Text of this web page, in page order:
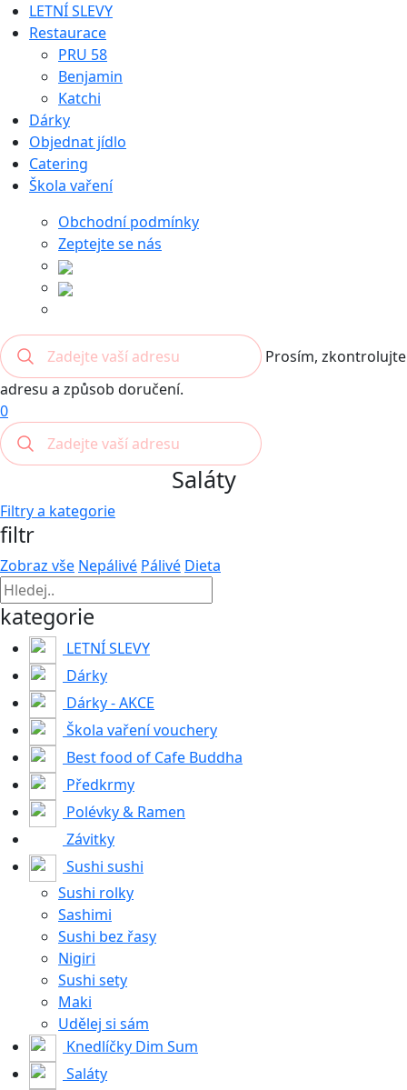
LETNÍ SLEVY
Restaurace
PRU 58
Benjamin
Katchi
Dárky
Objednat jídlo
Catering
Škola vaření
Obchodní podmínky
Zeptejte se nás
Prosím, zkontrolujte
adresu a způsob doručení.
0
Saláty
Filtry a kategorie
filtr
Zobraz vše Nepálivé Pálivé Dieta
kategorie
LETNÍ SLEVY
Dárky
Dárky - AKCE
Škola vaření vouchery
Best food of Cafe Buddha
Předkrmy
Polévky & Ramen
Závitky
Sushi sushi
Sushi rolky
Sashimi
Sushi bez řasy
Nigiri
Sushi sety
Maki
Udělej si sám
Knedlíčky Dim Sum
Saláty